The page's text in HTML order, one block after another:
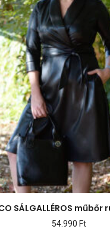
SÁLGALLÉROS
54.990 Ft